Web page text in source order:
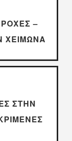
–
ΧΕΙΜΏΝΑ
ΣΤΗΝ